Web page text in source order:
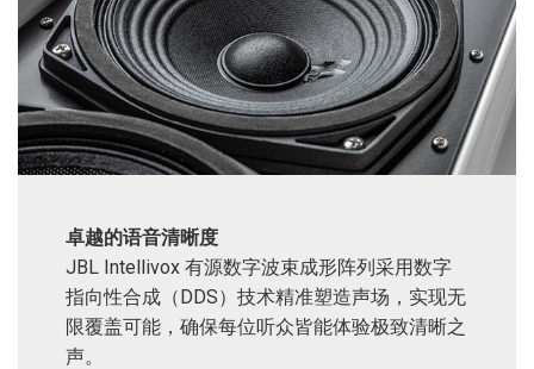
卓越的语音清晰度
JBL Intellivox 有源数字波束成形阵列采用数字
指向性合成（DDS）技术精准塑造声场，实现无
限覆盖可能，确保每位听众皆能体验极致清晰之
声。